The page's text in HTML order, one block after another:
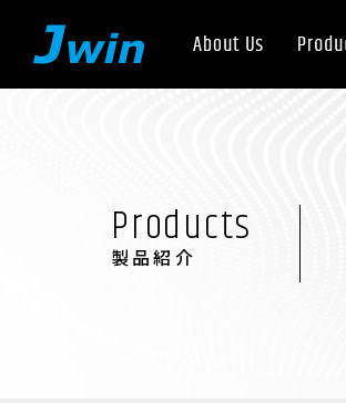
Products
製品紹介